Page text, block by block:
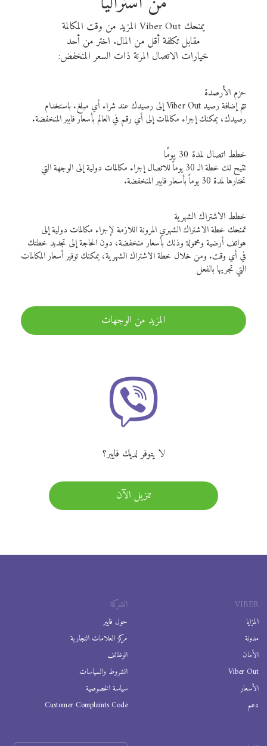
يمنحك Viber Out المزيد من وقت المكالمة
مقابل تكلفة أقل من المال. اختر من أحد
خيارات الاتصال المرنة ذات السعر المنخفض:
حزم الأرصدة
تتم إضافة رصيد Viber Out إلى رصيدك عند شراء أي مبلغ. باستخدام
رصيدك، يمكنك إجراء مكالمات إلى أي رقم في العالم بأسعار فايبر المنخفضة.
خطط اتصال لمدة 30 يومًا
تتيح لك خطة الـ 30 يوماً للاتصال إجراء مكالمات دولية إلى الوجهة التي
تختارها لمدة 30 يوماً بأسعار فايبر المنخفضة.
خطط الاشتراك الشهرية
تمنحك خطة الاشتراك الشهري المرونة اللازمة لإجراء مكالمات دولية إلى
هواتف أرضية ومحمولة وذلك بأسعار منخفضة، دون الحاجة إلى تجديد خطتك
في أي وقت. ومن خلال خطة الاشتراك الشهرية، يمكنك توفير أسعار المكالمات
التي تجريها بالفعل
المزيد من الوجهات
لا يتوفر لديك فايبر؟
تنزيل الآن
VIBER
المزايا
مدونة
الأمان
Viber Out
الأسعار
دعم
الشركة
حول فايبر
مركز العلامات التجارية
الوظائف
الشروط والسياسات
سياسة الخصوصية
Customer Complaints Code